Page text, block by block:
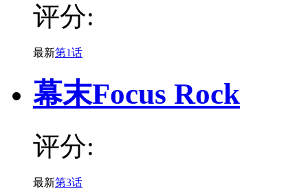
评分:
最新第1话
幕末Focus Rock
评分:
最新第3话